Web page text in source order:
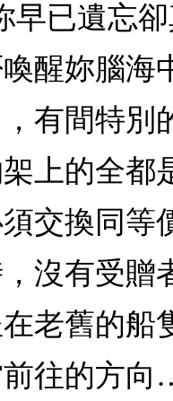
早已遺忘
醒妳腦海
有間特
上的全都
交換同等
沒有受贈
老舊的船
前往的方